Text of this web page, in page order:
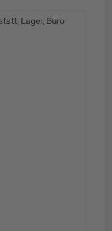
Lager, Büro